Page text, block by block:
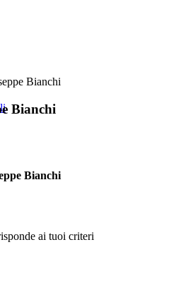
Bianchi
Bianchi
Bianchi
ai tuoi criteri